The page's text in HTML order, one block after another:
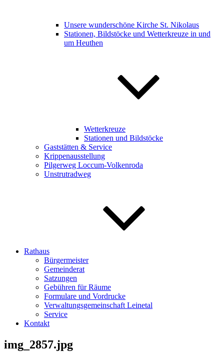
Unsere wunderschöne Kirche St. Nikolaus
Stationen, Bildstöcke und Wetterkreuze in und
um Heuthen
Wetterkreuze
Stationen und Bildstöcke
Gaststätten & Service
Krippenausstellung
Pilgerweg Loccum-Volkenroda
Unstrutradweg
Rathaus
Bürgermeister
Gemeinderat
Satzungen
Gebühren für Räume
Formulare und Vordrucke
Verwaltungsgemeinschaft Leinetal
Service
Kontakt
img_2857.jpg